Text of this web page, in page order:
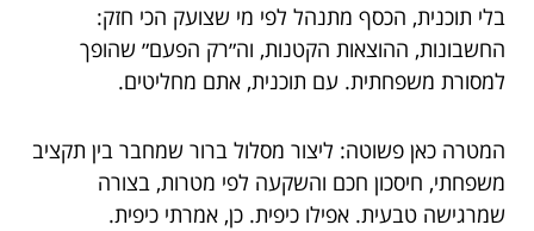
בלי תוכנית, הכסף מתנהל לפי מי שצועק הכי חזק:
החשבונות, ההוצאות הקטנות, וה״רק הפעם״ שהופך
למסורת משפחתית. עם תוכנית, אתם מחליטים.
המטרה כאן פשוטה: ליצור מסלול ברור שמחבר בין תקציב
משפחתי, חיסכון חכם והשקעה לפי מטרות, בצורה
שמרגישה טבעית. אפילו כיפית. כן, אמרתי כיפית.